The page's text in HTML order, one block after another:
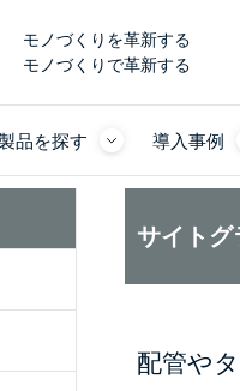
モノづくりを革新する
モノづくりで革新する
品を探す 導入事例
サイトグ
配管や